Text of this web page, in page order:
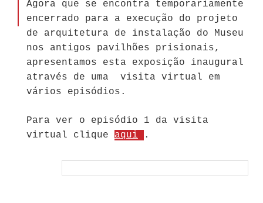
Agora que se encontra temporariamente
encerrado para a execução do projeto
de arquitetura de instalação do Museu
nos antigos pavilhões prisionais,
apresentamos esta exposição inaugural
através de uma visita virtual em
vários episódios.
Para ver o episódio 1 da visita
virtual clique aqui .